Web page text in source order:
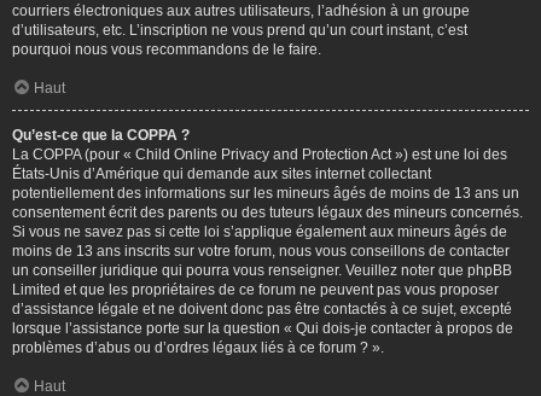
courriers électroniques aux autres utilisateurs, l’adhésion à un groupe
d’utilisateurs, etc. L’inscription ne vous prend qu’un court instant, c’est
pourquoi nous vous recommandons de le faire.
Haut
Qu’est-ce que la COPPA ?
La COPPA (pour « Child Online Privacy and Protection Act ») est une loi des
États-Unis d’Amérique qui demande aux sites internet collectant
potentiellement des informations sur les mineurs âgés de moins de 13 ans un
consentement écrit des parents ou des tuteurs légaux des mineurs concernés.
Si vous ne savez pas si cette loi s’applique également aux mineurs âgés de
moins de 13 ans inscrits sur votre forum, nous vous conseillons de contacter
un conseiller juridique qui pourra vous renseigner. Veuillez noter que phpBB
Limited et que les propriétaires de ce forum ne peuvent pas vous proposer
d’assistance légale et ne doivent donc pas être contactés à ce sujet, excepté
lorsque l’assistance porte sur la question « Qui dois-je contacter à propos de
problèmes d’abus ou d’ordres légaux liés à ce forum ? ».
Haut